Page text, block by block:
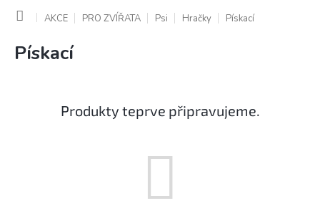
Domů AKCE PRO ZVÍŘATA Psi Hračky Pískací
Pískací
Produkty teprve připravujeme.